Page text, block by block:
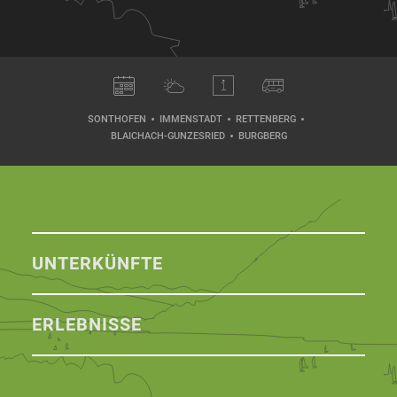
SONTHOFEN IMMENSTADT
RETTENBERG
BLAICHACH-GUNZESRIED
BURGBERG
UNTERKÜNFTE
ERLEBNISSE